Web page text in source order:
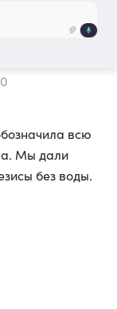
всю
Мы дали
без воды.